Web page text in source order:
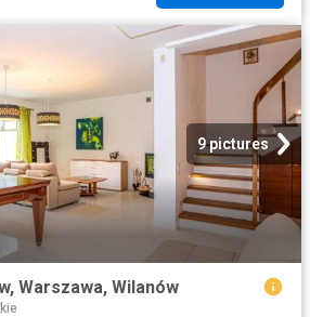
9 pictures
Warszawa, Wilanów